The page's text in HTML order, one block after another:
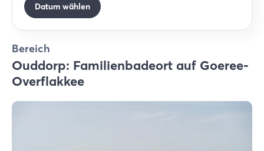
Datum wählen
Bereich
Ouddorp: Familienbadeort auf Goeree-
Overflakkee